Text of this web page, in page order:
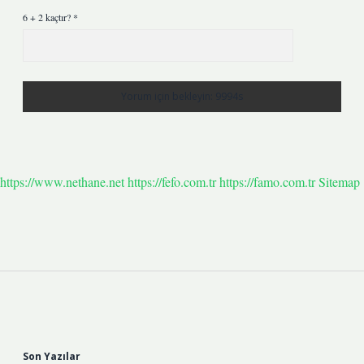
6 + 2 kaçtır? *
https://www.nethane.nethttps://fefo.com.trhttps://famo.com.trSitemap
Son Yazılar